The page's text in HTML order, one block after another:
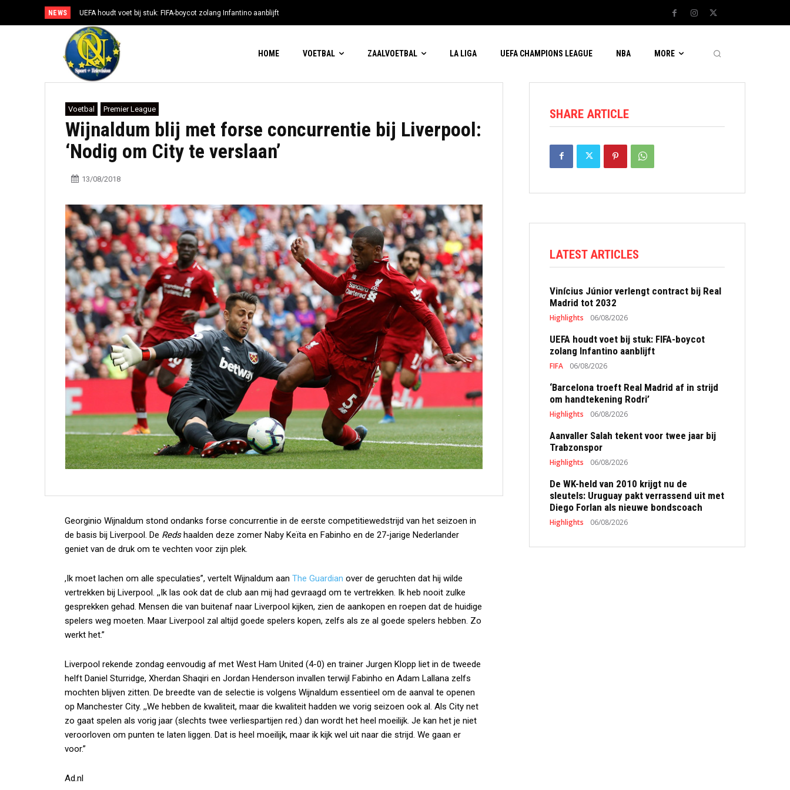
NEWS UEFA houdt voet bij stuk: FIFA-boycot zolang Infantino aanblijft
HOME VOETBAL ZAALVOETBAL LA LIGA UEFA CHAMPIONS LEAGUE NBA MORE
Voetbal Premier League
Wijnaldum blij met forse concurrentie bij Liverpool:
‘Nodig om City te verslaan’
13/08/2018
Georginio Wijnaldum stond ondanks forse concurrentie in de eerste competitiewedstrijd van het seizoen in
de basis bij Liverpool. De Redshaalden deze zomer Naby Keïta en Fabinho en de 27-jarige Nederlander
geniet van de druk om te vechten voor zijn plek.
,Ik moet lachen om alle speculaties”, vertelt Wijnaldum aan The Guardian over de geruchten dat hij wilde
vertrekken bij Liverpool. ,,Ik las ook dat de club aan mij had gevraagd om te vertrekken. Ik heb nooit zulke
gesprekken gehad. Mensen die van buitenaf naar Liverpool kijken, zien de aankopen en roepen dat de huidige
spelers weg moeten. Maar Liverpool zal altijd goede spelers kopen, zelfs als ze al goede spelers hebben. Zo
werkt het.”
Liverpool rekende zondag eenvoudig af met West Ham United (4-0) en trainer Jurgen Klopp liet in de tweede
helft Daniel Sturridge, Xherdan Shaqiri en Jordan Henderson invallen terwijl Fabinho en Adam Lallana zelfs
mochten blijven zitten. De breedte van de selectie is volgens Wijnaldum essentieel om de aanval te openen
op Manchester City. ,,We hebben de kwaliteit, maar die kwaliteit hadden we vorig seizoen ook al. Als City net
zo gaat spelen als vorig jaar (slechts twee verliespartijen red.) dan wordt het heel moeilijk. Je kan het je niet
veroorloven om punten te laten liggen. Dat is heel moeilijk, maar ik kijk wel uit naar die strijd. We gaan er
voor.”
Ad.nl
SHARE ARTICLE
LATEST ARTICLES
Vinícius Júnior verlengt contract bij Real
Madrid tot 2032
Highlights 06/08/2026
UEFA houdt voet bij stuk: FIFA-boycot
zolang Infantino aanblijft
FIFA 06/08/2026
‘Barcelona troeft Real Madrid af in strijd
om handtekening Rodri’
Highlights 06/08/2026
Aanvaller Salah tekent voor twee jaar bij
Trabzonspor
Highlights 06/08/2026
De WK-held van 2010 krijgt nu de
sleutels: Uruguay pakt verrassend uit met
Diego Forlan als nieuwe bondscoach
Highlights 06/08/2026